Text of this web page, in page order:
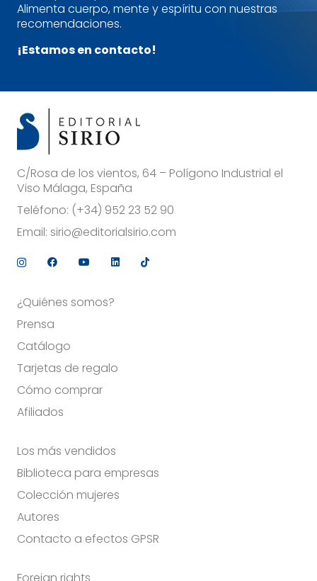
Alimenta cuerpo, mente y espíritu con nuestras
recomendaciones.
¡Estamos en contacto!
C/Rosa de los vientos, 64 – Polígono Industrial el
Viso Málaga, España
Teléfono: (+34) 952 23 52 90
Email: sirio@editorialsirio.com
¿Quiénes somos?
Prensa
Catálogo
Tarjetas de regalo
Cómo comprar
Afiliados
Los más vendidos
Biblioteca para empresas
Colección mujeres
Autores
Contacto a efectos GPSR
Foreign rights